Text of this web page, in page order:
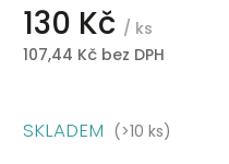
130 Kč / ks
107,44 Kč bez DPH
SKLADEM (>10 ks)